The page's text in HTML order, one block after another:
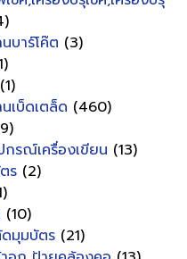
บาร์โค๊ต (3)
(1)
เบ็ดเตล็ด (460)
กรณ์เครื่องเขียน (13)
ร (2)
(10)
ดมุมบัตร (21)